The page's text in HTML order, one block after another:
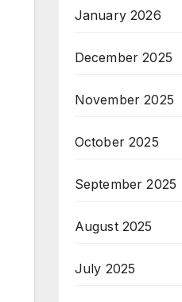
January 2026
December 2025
November 2025
October 2025
September 2025
August 2025
July 2025